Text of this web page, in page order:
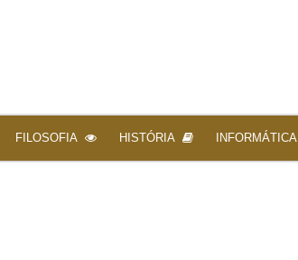
FILOSOFIA HISTÓRIA INFORMÁTICA